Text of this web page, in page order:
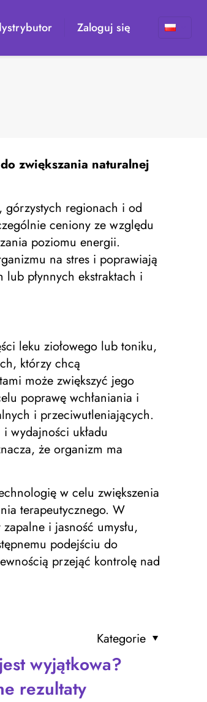
Zaloguj się
zwiększania naturalnej
górzystych regionach i od
ceniony ze względu
poziomu energii.
na stres i poprawiają
lub płynnych ekstraktach i
leku ziołowego lub toniku,
którzy chcą
może zwiększyć jego
poprawę wchłaniania i
i przeciwutleniających.
wydajności układu
że ​​organizm ma
w celu zwiększenia
terapeutycznego. W
i jasność umysłu,
podejściu do
przejąć kontrolę nad
Kategorie
wyjątkowa?
rezultaty